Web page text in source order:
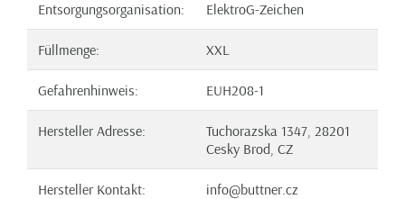
Entsorgungsorganisation: ElektroG-Zeichen
Füllmenge: XXL
Gefahrenhinweis: EUH208-1
Hersteller Adresse:
Tuchorazska 1347, 28201
Cesky Brod, CZ
Hersteller Kontakt: info@buttner.cz